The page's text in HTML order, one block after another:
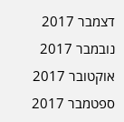
דצמבר 2017
נובמבר 2017
אוקטובר 2017
ספטמבר 2017